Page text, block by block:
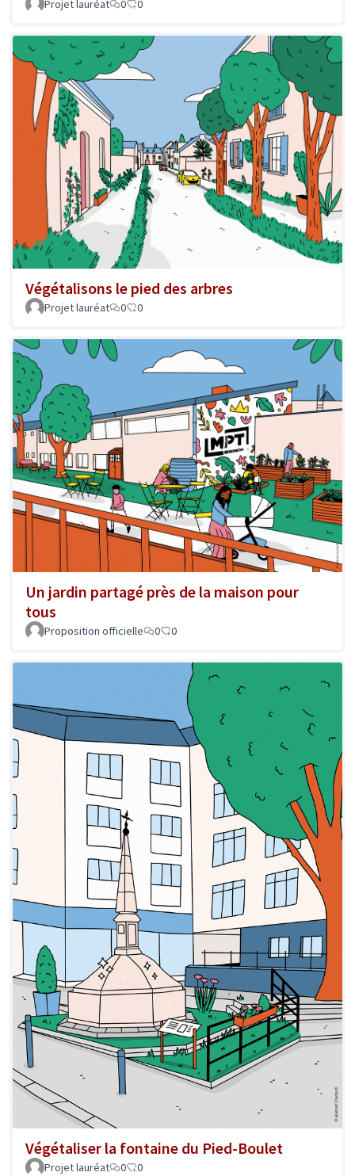
Projet lauréat 0 0
Végétalisons le pied des arbres
Projet lauréat 0 0
Un jardin partagé près de la maison pour
tous
Proposition officielle 0 0
Végétaliser la fontaine du Pied-Boulet
Projet lauréat 0 0